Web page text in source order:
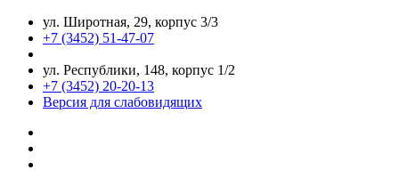
ул. Широтная, 29, корпус 3/3
+7 (3452) 51-47-07
ул. Республики, 148, корпус 1/2
+7 (3452) 20-20-13
Версия для слабовидящих